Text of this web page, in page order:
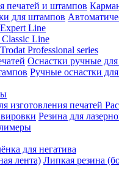
Line
Line
Trodat Professional series
Оснастки ручные для
Ручные оснастки
Резина для
для негатива
Липкая резина